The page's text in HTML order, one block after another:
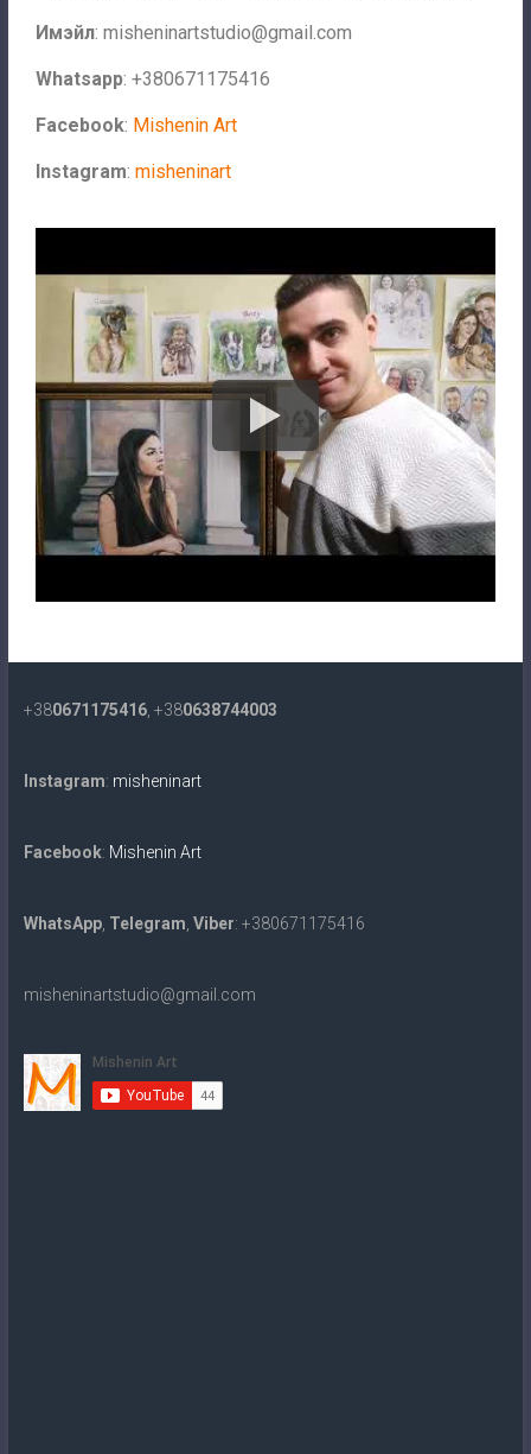
Имэйл: misheninartstudio@gmail.com
Whatsapp: +380671175416
Facebook: Mishenin Art
Instagram: misheninart
+380671175416, +380638744003
Instagram: misheninart
Facebook: Mishenin Art
WhatsApp, Telegram Viber: +380671175416
misheninartstudio@gmail.com